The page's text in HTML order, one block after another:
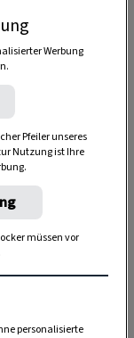
im
Werbung
Pfeiler unseres
Nutzung ist Ihre
müssen vor
personalisierte